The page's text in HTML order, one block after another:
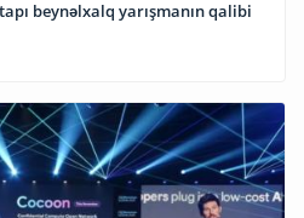
beynəlxalq yarışmanın qalibi